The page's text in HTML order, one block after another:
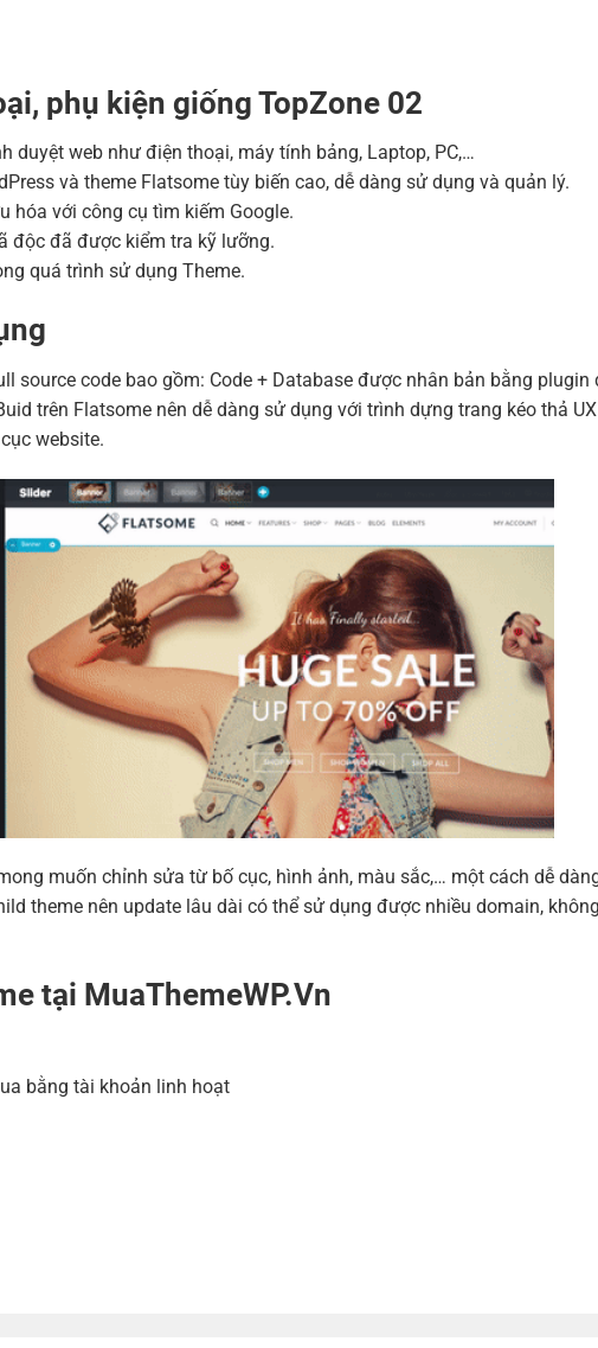
Hosting 4GB SSD (1 năm)
phụ kiện giống TopZone 02
duyệt web như điện thoại, máy tính bảng, Laptop, PC,…
và theme Flatsome tùy biến cao, dễ dàng sử dụng và quản lý.
hóa với công cụ tìm kiếm Google.
độc đã được kiểm tra kỹ lưỡng.
quá trình sử dụng Theme.
source code bao gồm: Code + Database được nhân bản bằng
trên Flatsome nên dễ dàng sử dụng với trình dựng trang kéo thả
website.
muốn chỉnh sửa từ bố cục, hình ảnh, màu sắc,… một cách dễ
theme nên update lâu dài có thể sử dụng được nhiều domain,
tại MuaThemeWP.Vn
bằng tài khoản linh hoạt